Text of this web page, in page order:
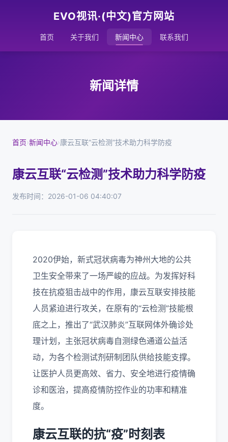
EVO视讯·(中文)官方网站
首页 关于我们 新闻中心 联系我们
新闻详情
首页›新闻中心›康云互联“云检测”技术助力科学防疫
康云互联“云检测”技术助力科学防疫
发布时间：2026-01-06 04:40:07
2020伊始，新式冠状病毒为神州大地的公共
卫生安全带来了一场严峻的应战。为发挥好科
技在抗疫狙击战中的作用，康云互联安排技能
人员紧迫进行攻关，在原有的“云检测”技能根
底之上，推出了“武汉肺炎”互联网体外确诊处
理计划，主张冠状病毒自测绿色通道公益活
动，为各个检测试剂研制团队供给技能支撑。
让医护人员更高效、省力、安全地进行疫情确
诊和医治，提高疫情防控作业的功率和精准
度。
康云互联的抗“疫”时刻表